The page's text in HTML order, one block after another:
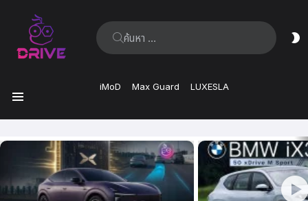
ค้นหา:
iMoD Max Guard LUXESLA
ล่าสุด